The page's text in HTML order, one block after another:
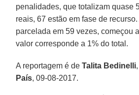
penalidades, que totalizam quase
reais, 67 estão em fase de
parcelada em 59 vezes, começou
valor corresponde a 1% do total.
A reportagem é deTalita Bedinelli
País, 09-08-2017.